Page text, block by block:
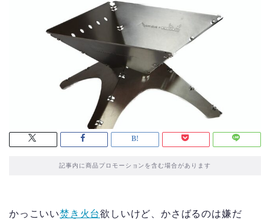
記事内に商品プロモーションを含む場合があります
かっこいい焚き火台欲しいけど、かさばるのは嫌だ